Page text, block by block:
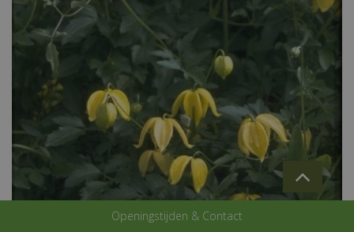
Openingstijden & Contact